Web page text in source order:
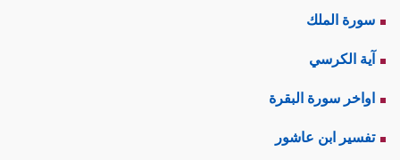
سورة الملك
آية الكرسي
اواخر سورة البقرة
تفسير ابن عاشور